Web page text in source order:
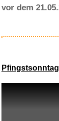
vor dem
Pfingstsonntag